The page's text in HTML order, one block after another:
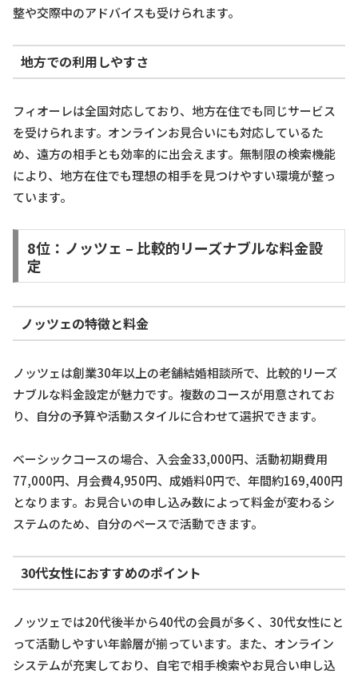
整や交際中のアドバイスも受けられます。
地方での利用しやすさ
フィオーレは全国対応しており、地方在住でも同じサービス
を受けられます。オンラインお見合いにも対応しているた
め、遠方の相手とも効率的に出会えます。無制限の検索機能
により、地方在住でも理想の相手を見つけやすい環境が整っ
ています。
8位：ノッツェ – 比較的リーズナブルな料金設
定
ノッツェの特徴と料金
ノッツェは創業30年以上の老舗結婚相談所で、比較的リーズ
ナブルな料金設定が魅力です。複数のコースが用意されてお
り、自分の予算や活動スタイルに合わせて選択できます。
ベーシックコースの場合、入会金33,000円、活動初期費用
77,000円、月会費4,950円、成婚料0円で、年間約169,400円
となります。お見合いの申し込み数によって料金が変わるシ
ステムのため、自分のペースで活動できます。
30代女性におすすめのポイント
ノッツェでは20代後半から40代の会員が多く、30代女性にと
って活動しやすい年齢層が揃っています。また、オンライン
システムが充実しており、自宅で相手検索やお見合い申し込